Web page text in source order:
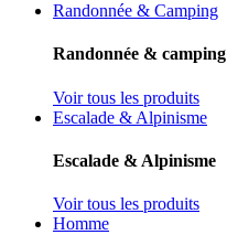
Randonnée & Camping
Randonnée & camping
Voir tous les produits
Escalade & Alpinisme
Escalade & Alpinisme
Voir tous les produits
Homme